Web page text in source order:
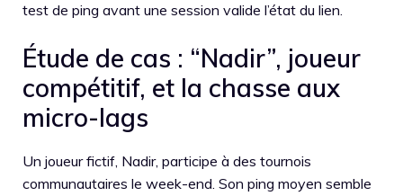
test de ping avant une session valide l’état du lien.
Étude de cas : “Nadir”, joueur
compétitif, et la chasse aux
micro-lags
Un joueur fictif, Nadir, participe à des tournois
communautaires le week-end. Son ping moyen semble